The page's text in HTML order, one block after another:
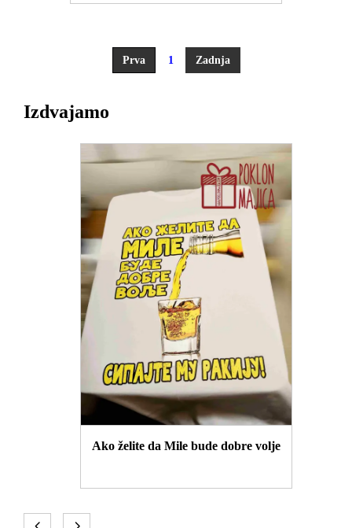
Prva 1 Zadnja
Izdvajamo
Ako želite da Mile bude dobre volje